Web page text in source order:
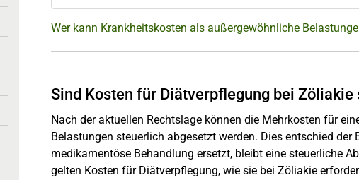
Wer kann Krankheitskosten als außergewöhnliche
Sind Kosten für Diätverpflegung bei
Nach der aktuellen Rechtslage können die Mehrkosten für
Belastungen steuerlich abgesetzt werden. Dies entschied
medikamentöse Behandlung ersetzt, bleibt eine steuerliche
gelten Kosten für Diätverpflegung, wie sie bei Zöliakie